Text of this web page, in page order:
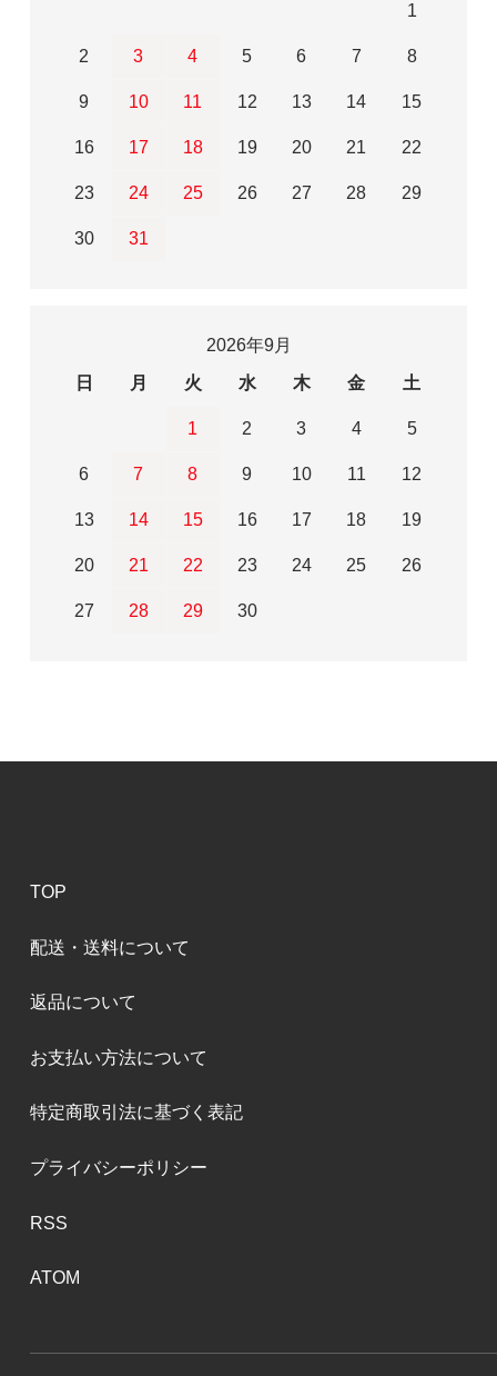
1
2 3 4 5 6 7 8
9 10 11 12 13 14 15
16 17 18 19 20 21 22
23 24 25 26 27 28 29
30 31
2026年9月
日
月 火 水 木 金 土
1 2 3 4 5
6 7 8 9 10 11 12
13 14 15 16 17 18 19
20 21 22 23 24 25 26
27 28 29 30
TOP
配送・送料について
返品について
お支払い方法について
特定商取引法に基づく表記
プライバシーポリシー
RSS
ATOM